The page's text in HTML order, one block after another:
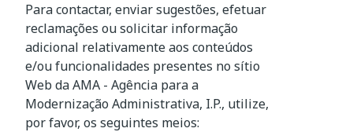
Para contactar, enviar sugestões, efetuar
reclamações ou solicitar informação
adicional relativamente aos conteúdos
e/ou funcionalidades presentes no sítio
Web daAMA - Agência para a
Modernização Administrativa, I.P., utilize,
por favor, os seguintes meios: